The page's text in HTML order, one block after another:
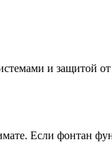
и защитой
Если фонтан